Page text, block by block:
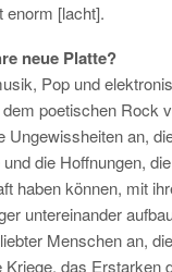
enorm [lacht].
neue Platte?
Pop und
poetischen Rock
Ungewissheiten an,
die Hoffnungen,
haben können, mit
untereinander
Menschen an,
Kriege, das Erstarken